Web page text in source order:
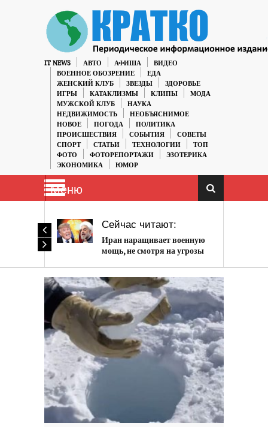
IT NEWS АВТО АФИША
ВИДЕО
ВОЕННОЕ ОБОЗРЕНИЕ
ЕДА
ЖЕНСКИЙ КЛУБ
ЗВЕЗДЫ
ЗДОРОВЬЕ
ИГРЫ
КАТАКЛИЗМЫ КЛИПЫ
МОДА
МУЖСКОЙ КЛУБ
НАУКА
НЕДВИЖИМОСТЬ
НЕОБЪЯСНИМОЕ
НОВОЕ
ПОГОДА
ПОЛИТИКА
ПРОИСШЕСТВИЯ
СОБЫТИЯ
СОВЕТЫ
СПОРТ
СТАТЬИ ТЕХНОЛОГИИ
ТОП
ФОТО
ФОТОРЕПОРТАЖИ
ЭЗОТЕРИКА
ЭКОНОМИКА
ЮМОР
Меню
Сейчас читают:
Иран наращивает военную
мощь, не смотря на угрозы